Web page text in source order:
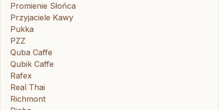
Promienie Słońca
Przyjaciele Kawy
Pukka
PZZ
Quba Caffe
Qubik Caffe
Rafex
Real Thai
Richmont